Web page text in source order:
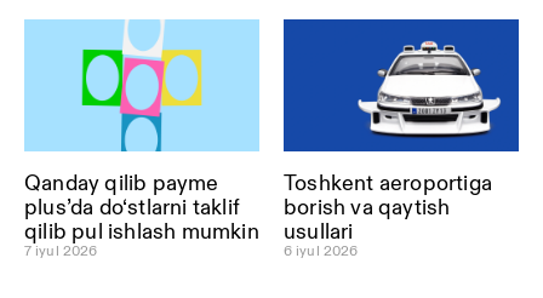
Qanday qilib payme
plus’da do‘stlarni taklif
qilib pul ishlash mumkin
7 iyul 2026
Toshkent aeroportiga
borish va qaytish
usullari
6 iyul 2026